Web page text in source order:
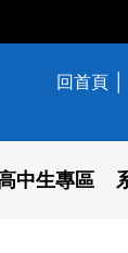
回首頁
中生專區